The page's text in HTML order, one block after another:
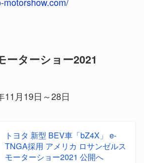
ーターショー2021
11月19日～28日
トヨタ 新型 BEV車「bZ4X」 e-
TNGA採用 アメリカ ロサンゼルス
モーターショー2021 公開へ